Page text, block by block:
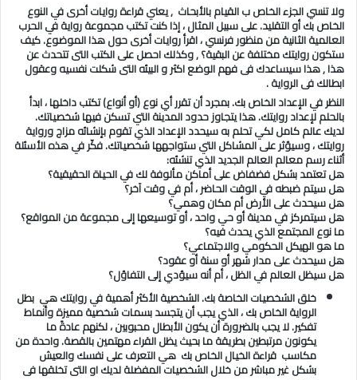
ولا تنسي الجزء الخاص ب القيام بالأبحاث , يعني قراءة روايات أخرى في النوع
الخاص بك أو التقليد. على سبيل المثال ، إذا كنت تكتب مجموعة رواية في الحرب
العالمية الثانية من منظور فرنسي ، اقرأ روايات أخرى حول هذا الموضوع. كيف
ستكون روايتك مختلفة عن البقية؟ , وكذلك احصل على الكتب التى تتحدث عن
هذا , هذا سيساعدك فى فهم الوضع اكثر و البيئه التى شكلت نفسيه وعقول
ابطالك فى الرواية .
النظر في الإعداد الخاص بك. بمجرد أن تقرر أي نوع (أو أنواع) تكتب داخلها ، ابدأ
بالحلم لإعداد روايتك. هذا يتجاوز حدود المدينة التي تسكن فيها شخصياتك.
لديك عالم كامل لكي تحلم به سيحدد الإعداد الذي تقوم بإنشائه مزاج ورواية
روايتك ، وسيؤثر على المشاكل التي ستواجهها شخصياتك. فكّر في هذه الأسئلة
أثناء رسم معالم العالم الجديد الذي تنشئه:
هل تعتمد بشكل فضفاض على أماكن مألوفة لك في الحياة الحقيقية؟
هل سيتم ضبطه في الوقت الحاضر ، أم في وقت آخر؟
هل سيحدث على الأرض أم مكان وهمي؟
هل سيتمركز في مدينة أو حي واحد ، أو توسيعها إلى مجموعة من المواقع؟
ما نوع المجتمع الذي يحدث فيه؟
ما هو الهيكل الحكومي والاجتماعي؟
هل سيحدث على مدار شهر أو سنة أو عقود؟
هل سيظل العالم في الظل ، أم أنه سيؤدي إلى التفاؤل؟
خلق الشخصيات الخاصة بك. الشخصية الأكثر أهمية في روايتك هي بطل
الرواية الخاص بك ، الذي يجب أن يتجسد بسمات شخصية مميزة وأنماط
تفكير. لا يجب بالضرورة أن يكون الأبطال محبوبين ، لكنهم عادةً ما
يكونون مرتبطين بطريقة ما بحيث يظل القراء مهتمين بالقصة. واحدة من
مكاسب قراءة الخيال الخاص بك هي التعرف على نفسك والعيش
بشكل غير مباشر من خلال الشخصيات المفضلة لديكاو التى تخلقها فى